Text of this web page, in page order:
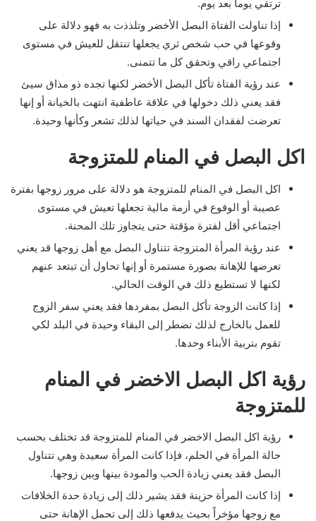
ترتقي يوماً بعد يوم.
إذا تناولت الفتاة البصل الأخضر وتلذذت به فهو دلالة على
وقوعها في حب شخص ثري يجعلها تنتقل للعيش في مستوى
اجتماعي راقي وتحقق كل ما تتمنى.
عند رؤية الفتاة تأكل البصل الأخضر لكنها تجده ذو مذاق سيئ
فقد يعني ذلك دخولها في علاقة عاطفية انتهت بالخيانة أو إنها
تعرضت لفقدان السند في حياتها لذلك تشعر وكأنها وحيدة.
اكل البصل في المنام للمتزوجة
اكل البصل في المنام للمتزوجة هو دلالة على مرور زوجها بفترة
عصيبة أو الوقوع في أزمة مالية تجعلها تعيش في مستوى
اجتماعي أقل لفترة مؤقتة حتى يتجاوز تلك المحنة.
عند رؤية المرأة المتزوجة تتناول البصل مع أهل زوجها قد يعني
تعرضها للإهانة بصورة مستمرة أو إنها تحاول أن تبتعد عنهم
لكنها لا تستطيع ذلك في الوقت الحالي.
إذا كانت الزوجة تأكل البصل بمفردها فقد يعني سفر الزوج
للعمل بالخارج لذلك تضطر إلى البقاء وحيدة في البلد لكي
تقوم بتربية الأبناء وحدها.
رؤية اكل البصل الاخضر في المنام
للمتزوجة
رؤية اكل البصل الاخضر في المنام للمتزوجة قد تختلف بحسب
حالة المرأة في الحلم، فإذا كانت المرأة سعيدة وهي تتناول
البصل فقد يعني زيادة الحب والمودة بينها وبين زوجها.
إذا كانت المرأة حزينة فقد يشير ذلك إلى زيادة حدة الخلافات
مع زوجها مؤخراً بحيث يدفعها ذلك إلى تحمل الإهانة حتى